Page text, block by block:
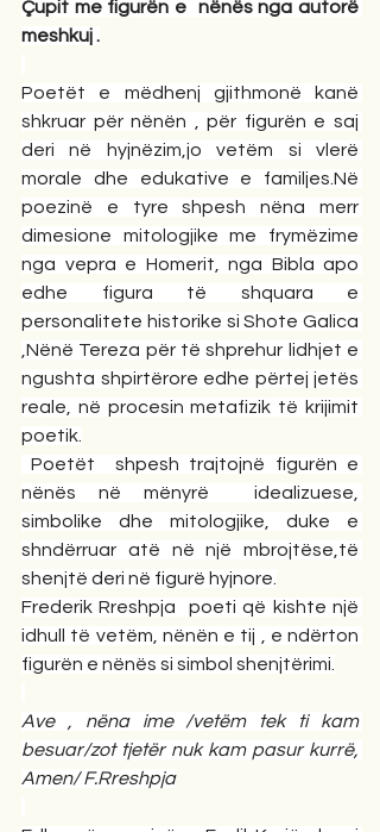
Çupit me figurën e  nënës nga autorë
meshkuj .
Poetët e mëdhenj gjithmonë kanë
shkruar për nënën , për figurën e saj
deri në hyjnëzim,jo vetëm si vlerë
morale dhe edukative e familjes.Në
poezinë e tyre shpesh nëna merr
dimesione mitologjike me frymëzime
nga vepra e Homerit, nga Bibla apo
edhe figura të shquara e
personalitete historike si Shote Galica
,Nënë Tereza për të shprehur lidhjet e
ngushta shpirtërore edhe përtej jetës
reale, në procesin metafizik të krijimit
poetik.
Poetët  shpesh trajtojnë figurën e
nënës në mënyrë  idealizuese,
simbolike dhe mitologjike, duke e
shndërruar atë në një mbrojtëse,të
shenjtë deri në figurë hyjnore.
Frederik Rreshpja  poeti që kishte një
idhull të vetëm, nënën e tij , e ndërton
figurën e nënës si simbol shenjtërimi.
Ave , nëna ime /vetëm tek ti kam
besuar/zot tjetër nuk kam pasur kurrë,
Amen/ F.Rreshpja